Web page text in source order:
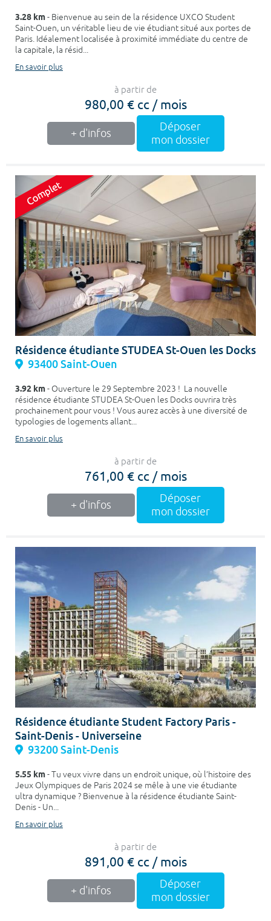
3.28 km- Bienvenue au sein de la résidence UXCO Student
Saint-Ouen, un véritable lieu de vie étudiant situé aux portes de
Paris. Idéalement localisée à proximité immédiate du centre de
la capitale, la résid...
En savoir plus
à partir de
980,00 € cc / mois
+ d'infos
Déposer
mon dossier
Résidence étudiante STUDEA St-Ouen les Docks
93400 Saint-Ouen
3.92 km- Ouverture le 29 Septembre 2023 ! La nouvelle
résidence étudiante STUDEA St-Ouen les Docks ouvrira très
prochainement pour vous ! Vous aurez accès à une diversité de
typologies de logements allant...
En savoir plus
à partir de
761,00 € cc / mois
+ d'infos
Déposer
mon dossier
Résidence étudiante Student Factory Paris -
Saint-Denis - Universeine
93200 Saint-Denis
5.55 km- Tu veux vivre dans un endroit unique, où l’histoire des
Jeux Olympiques de Paris 2024 se mêle à une vie étudiante
ultra dynamique ? Bienvenue à la résidence étudiante Saint-
Denis - Un...
En savoir plus
à partir de
891,00 € cc / mois
+ d'infos
Déposer
mon dossier